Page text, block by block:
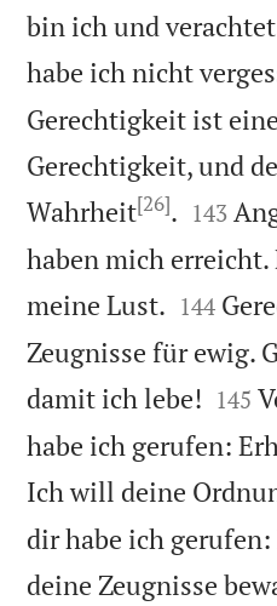
bin ich und
habe ich nicht
Gerechtigkeit ist
Gerechtigkeit, und
Wahrheit[26]. 

143
haben mich erreicht.
meine Lust. 

144
Zeugnisse für ewig.
damit ich lebe! 

145
habe ich gerufen:
Ich will deine
dir habe ich
deine Zeugnisse